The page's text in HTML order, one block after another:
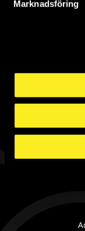
Marknadsföring
LT